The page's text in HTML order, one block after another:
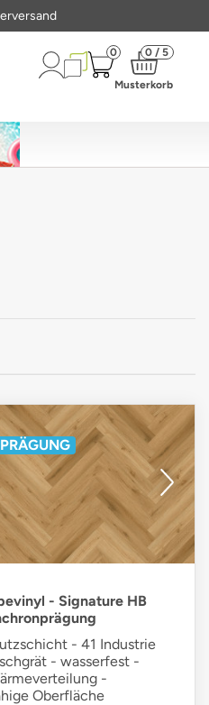
0 0 / 5
Musterkorb
- Signature HB
- 41 Industrie
- wasserfest -
-
Oberfläche